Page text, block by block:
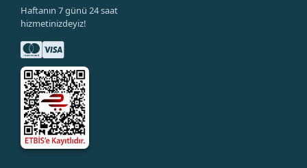
Haftanın 7 günü 24 saat
hizmetinizdeyiz!